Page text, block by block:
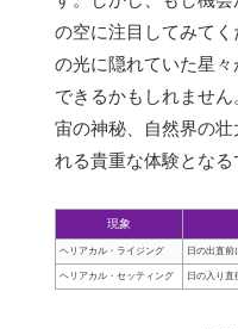
の空に注目してみて
の光に隠れていた星
できるかもしれませ
宙の神秘、自然界の壮
れる貴重な体験となる
現象
ヘリアカル・ライジング 日の出直前
ヘリアカル・セッティング 日の入り直